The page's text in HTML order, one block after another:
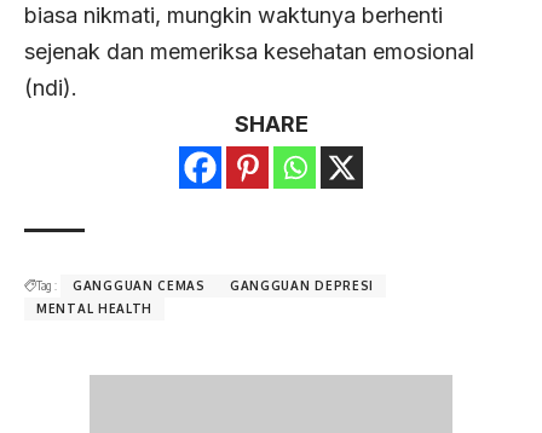
biasa nikmati, mungkin waktunya berhenti
sejenak dan memeriksa kesehatan emosional
(ndi).
SHARE
Tag : GANGGUAN CEMAS
GANGGUAN DEPRESI
MENTAL HEALTH